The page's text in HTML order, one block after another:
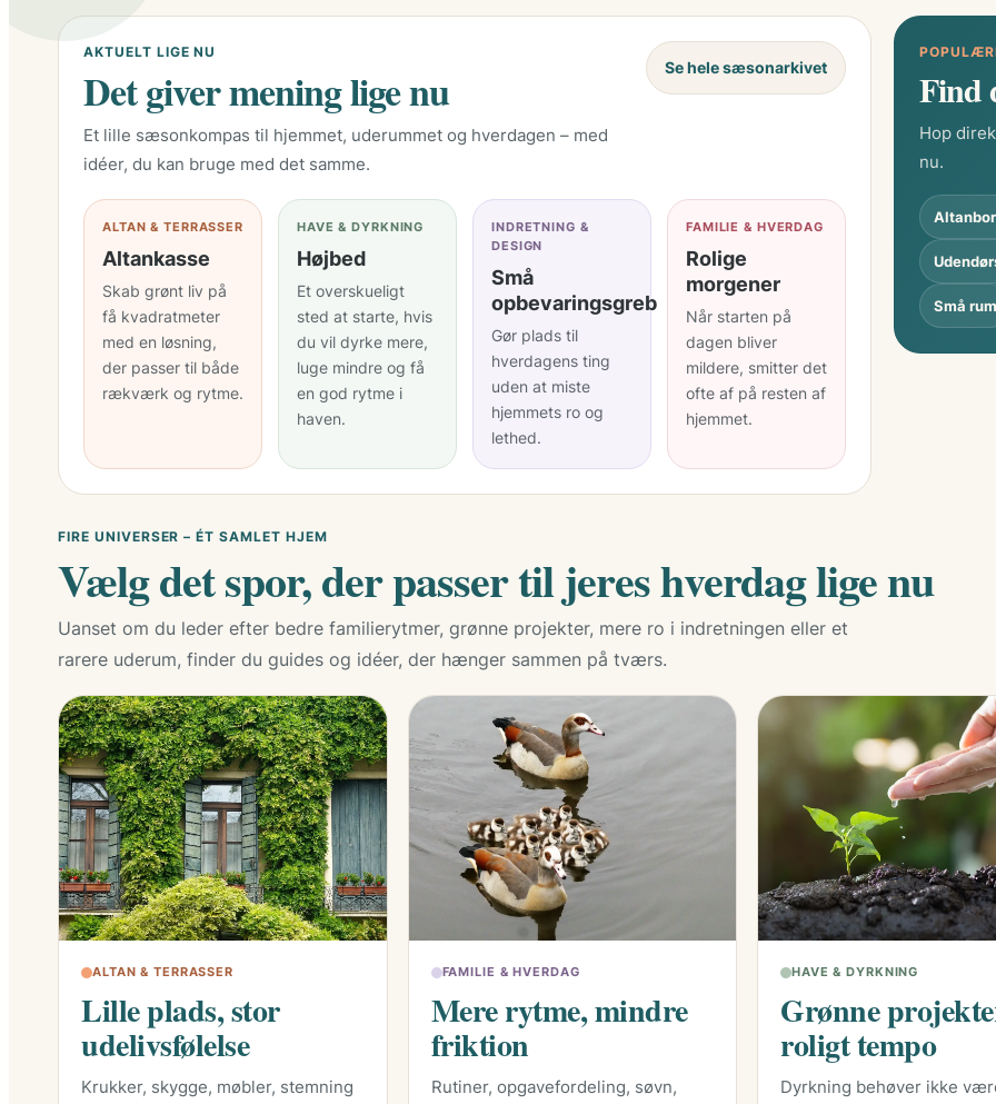
og
AKTUELT LIGE NU
Det giver mening lige nu
Et lille sæsonkompas til hjemmet, uderummet og hverdagen – med
idéer, du kan bruge med det samme.
Se hele sæsonarkivet
ALTAN & TERRASSER
Altankasse
Skab grønt liv på
få kvadratmeter
med en løsning,
der passer til både
rækværk og rytme.
HAVE & DYRKNING
Højbed
Et overskueligt
sted at starte, hvis
du vil dyrke mere,
luge mindre og få
en god rytme i
haven.
INDRETNING &
DESIGN
Små
opbevaringsgreb
Gør plads til
hverdagens ting
uden at miste
hjemmets ro og
lethed.
FAMILIE & HVERDAG
Rolige
morgener
Når starten på
dagen bliver
mildere, smitter det
ofte af på resten af
hjemmet.
Find
Hop
nu.
Små rum
FIRE UNIVERSER – ÉT SAMLET HJEM
Vælg det spor, der passer til jeres hverdag lige nu
Uanset om du leder efter bedre familierytmer, grønne projekter, mere ro i indretningen eller et
rarere uderum, finder du guides og idéer, der hænger sammen på tværs.
ALTAN & TERRASSER
Lille plads, stor
udelivsfølelse
Krukker, skygge, møbler, stemning
FAMILIE & HVERDAG
Mere rytme, mindre
friktion
Rutiner, opgavefordeling, søvn,
HAVE & DYRKNING
Grønne
roligt tempo
Dyrkning behøver ikke